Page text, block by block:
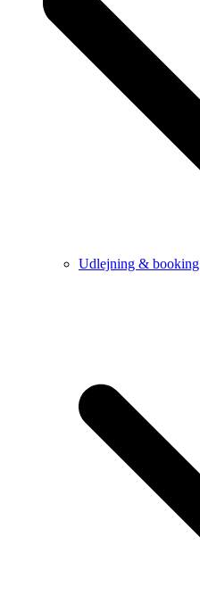
Udlejning & booking